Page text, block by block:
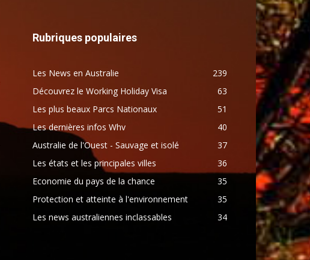
Rubriques populaires
Les News en Australie
239
Découvrez le Working Holiday Visa
63
Les plus beaux Parcs Nationaux
51
Les dernières infos Whv
40
Australie de l'Ouest - Sauvage et isolé
37
Les états et les principales villes
36
Economie du pays de la chance
35
Protection et atteinte à l'environnement
35
Les news australiennes inclassables
34